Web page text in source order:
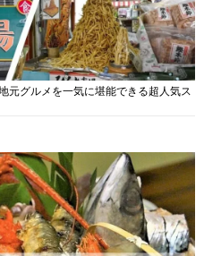
元グルメを一気に堪能できる超人気ス